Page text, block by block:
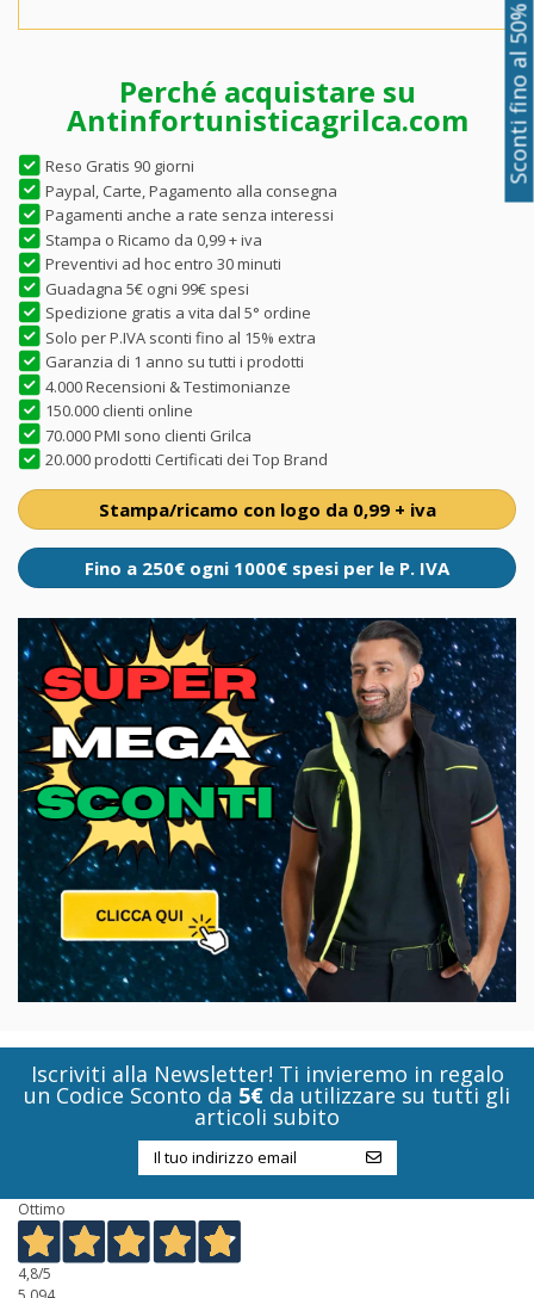
Perché acquistare su
Antinfortunisticagrilca.com
Reso Gratis 90 giorni
Paypal, Carte, Pagamento alla consegna
Pagamenti anche a rate senza interessi
Stampa o Ricamo da 0,99 + iva
Preventivi ad hoc entro 30 minuti
Guadagna 5€ ogni 99€ spesi
Spedizione gratis a vita dal 5° ordine
Solo per P.IVA sconti fino al 15% extra
Garanzia di 1 anno su tutti i prodotti
4.000 Recensioni & Testimonianze
150.000 clienti online
70.000 PMI sono clienti Grilca
20.000 prodotti Certificati dei Top Brand
Stampa/ricamo con logo da 0,99 + iva
Fino a 250€ ogni 1000€ spesi per le P. IVA
Iscriviti alla Newsletter! Ti invieremo in regalo
un Codice Sconto da 5€ da utilizzare su tutti gli
articoli subito
Ottimo
4,8/5
Sconti fino al 50%